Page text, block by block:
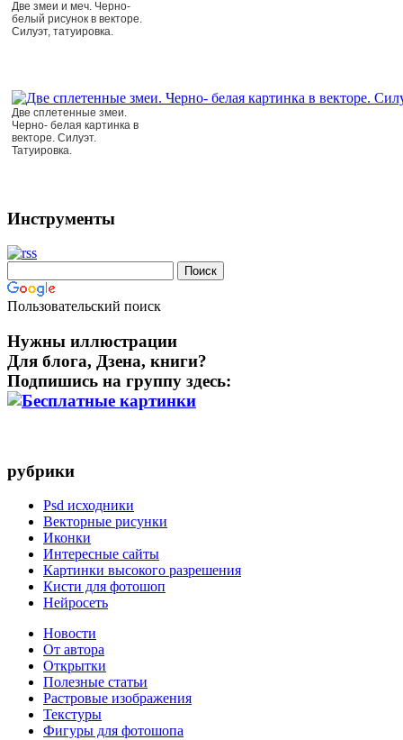
Две змеи и меч. Черно-
белый рисунок в векторе.
Силуэт, татуировка.
Две сплетенные змеи.
Черно- белая картинка в
векторе. Силуэт.
Татуировка.
Инструменты
Пользовательский поиск
Нужны иллюстрации
Для блога, Дзена, книги?
Подпишись на группу здесь:
рубрики
Psd исходники
Векторные рисунки
Иконки
Интересные сайты
Картинки высокого разрешения
Кисти для фотошоп
Нейросеть
Новости
От автора
Открытки
Полезные статьи
Растровые изображения
Текстуры
Фигуры для фотошопа